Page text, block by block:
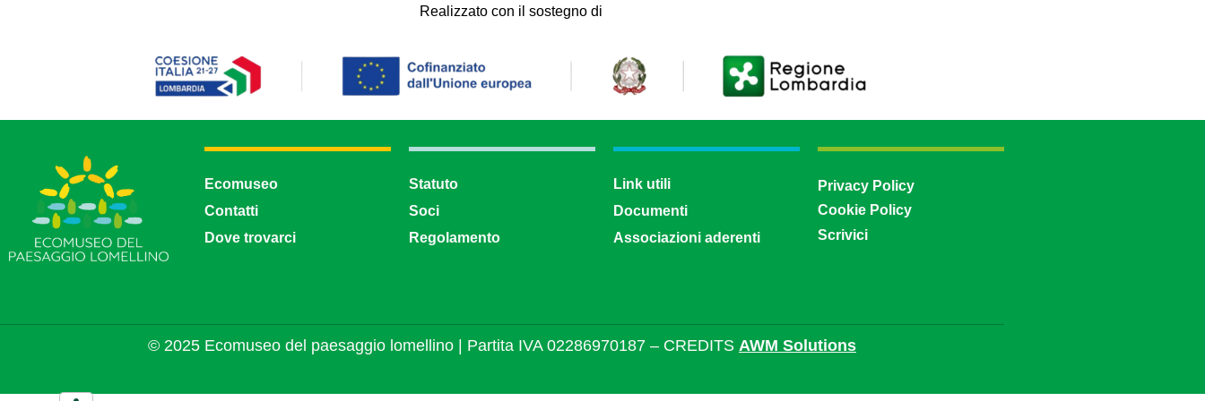
Realizzato con il sostegno di
Ecomuseo
Contatti
Dove trovarci
Statuto
Soci
Regolamento
Link utili
Documenti
Associazioni aderenti
Privacy Policy
Cookie Policy
Scrivici
© 2025 Ecomuseo del paesaggio lomellino | Partita IVA 02286970187 – CREDITS AWM Solutions